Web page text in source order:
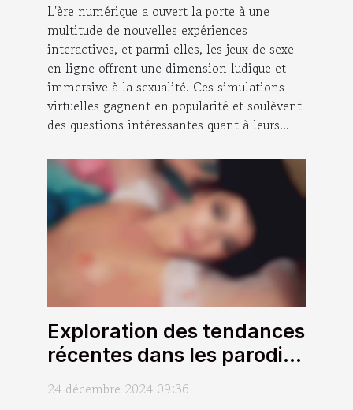
L'ère numérique a ouvert la porte à une
multitude de nouvelles expériences
interactives, et parmi elles, les jeux de sexe
en ligne offrent une dimension ludique et
immersive à la sexualité. Ces simulations
virtuelles gagnent en popularité et soulèvent
des questions intéressantes quant à leurs...
Exploration des tendances
récentes dans les parodies
animées pour adultes
24 décembre 2024 09:36